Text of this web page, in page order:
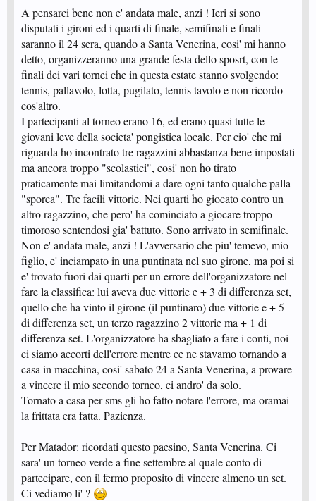
A pensarci bene non e' andata male, anzi ! Ieri si sono
disputati i gironi ed i quarti di finale, semifinali e finali
saranno il 24 sera, quando a Santa Venerina, cosi' mi hanno
detto, organizzeranno una grande festa dello sposrt, con le
finali dei vari tornei che in questa estate stanno svolgendo:
tennis, pallavolo, lotta, pugilato, tennis tavolo e non ricordo
cos'altro.
I partecipanti al torneo erano 16, ed erano quasi tutte le
giovani leve della societa' pongistica locale. Per cio' che mi
riguarda ho incontrato tre ragazzini abbastanza bene impostati
ma ancora troppo "scolastici", cosi' non ho tirato
praticamente mai limitandomi a dare ogni tanto qualche palla
"sporca". Tre facili vittorie. Nei quarti ho giocato contro un
altro ragazzino, che pero' ha cominciato a giocare troppo
timoroso sentendosi gia' battuto. Sono arrivato in semifinale.
Non e' andata male, anzi ! L'avversario che piu' temevo, mio
figlio, e' inciampato in una puntinata nel suo girone, ma poi si
e' trovato fuori dai quarti per un errore dell'organizzatore nel
fare la classifica: lui aveva due vittorie e + 3 di differenza set,
quello che ha vinto il girone (il puntinaro) due vittorie e + 5
di differenza set, un terzo ragazzino 2 vittorie ma + 1 di
differenza set. L'organizzatore ha sbagliato a fare i conti, noi
ci siamo accorti dell'errore mentre ce ne stavamo tornando a
casa in macchina, cosi' sabato 24 a Santa Venerina, a provare
a vincere il mio secondo torneo, ci andro' da solo.
Tornato a casa per sms gli ho fatto notare l'errore, ma oramai
la frittata era fatta. Pazienza.
Per Matador: ricordati questo paesino, Santa Venerina. Ci
sara' un torneo verde a fine settembre al quale conto di
partecipare, con il fermo proposito di vincere almeno un set.
Ci vediamo li' ?